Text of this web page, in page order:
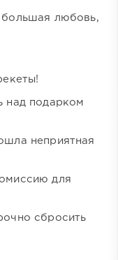
любовь,
над подарком
неприятная
для
сбросить